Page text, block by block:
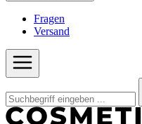
Fragen
Versand